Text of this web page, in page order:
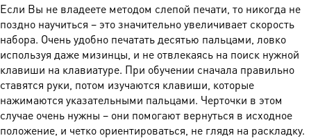
Если Вы не владеете методом слепой печати, то никогда не
поздно научиться – это значительно увеличивает скорость
набора. Очень удобно печатать десятью пальцами, ловко
используя даже мизинцы, и не отвлекаясь на поиск нужной
клавиши на клавиатуре. При обучении сначала правильно
ставятся руки, потом изучаются клавиши, которые
нажимаются указательными пальцами. Черточки в этом
случае очень нужны – они помогают вернуться в исходное
положение, и четко ориентироваться, не глядя на раскладку.